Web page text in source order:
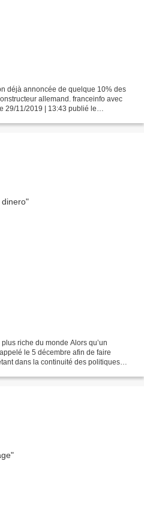
déjà annoncée de quelque 10% des
allemand. franceinfo avec
29/11/2019 | 13:43 publié le
riche du monde Alors qu’un
le 5 décembre afin de faire
dans la continuité des politiques